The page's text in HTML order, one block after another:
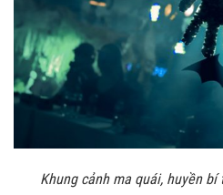
Khung cảnh ma quái, huyền